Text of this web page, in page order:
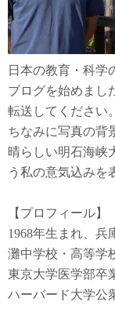
日本の教育・科学
ブログを始めまし
転送してください。
ちなみに写真の背
晴らしい明石海峡
う私の意気込みを
【プロフィール】
1968年生まれ、兵
灘中学校・高等学
東京大学医学部卒
ハーバード大学公